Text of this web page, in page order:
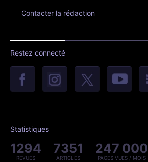
Contacter la rédaction
Restez connecté
Statistiques
1294
REVUES
7351
ARTICLES
247 000
PAGES VUES / MOIS